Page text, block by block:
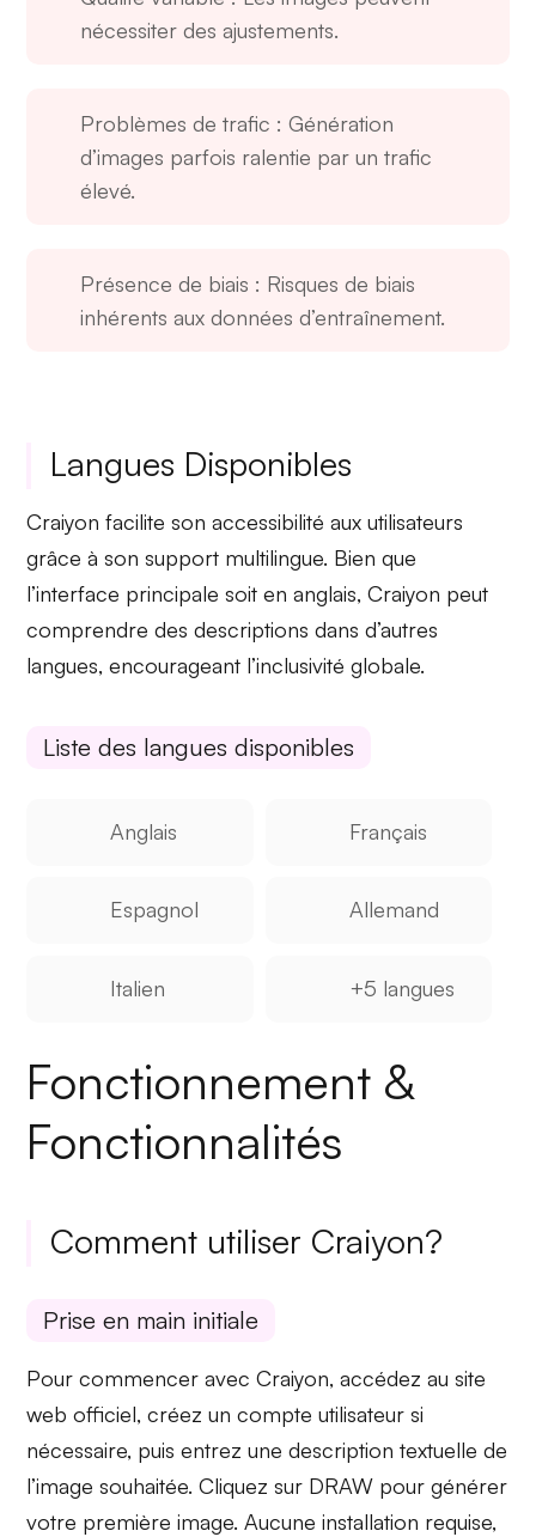
nécessiter des ajustements.
Problèmes de trafic : Génération
d’images parfois ralentie par un trafic
élevé.
Présence de biais : Risques de biais
inhérents aux données d’entraînement.
Langues Disponibles
Craiyon facilite sonaccessibilité aux utilisateurs
grâce à son support multilingue. Bien que
l’interface principale soit en anglais, Craiyon peut
comprendre des descriptions dans d’autres
langues, encourageant l’inclusivité globale.
Liste des langues disponibles
Anglais Français
Espagnol Allemand
Italien +5 langues
Fonctionnement &
Fonctionnalités
Comment utiliser Craiyon?
Prise en main initiale
Pour commencer avec Craiyon,accédez au site
web officiel,créez un compte utilisateur si
nécessaire, puis entrez unedescription textuelle de
l’image souhaitée. Cliquez sur DRAW pour générer
votre première image. Aucune installation requise,